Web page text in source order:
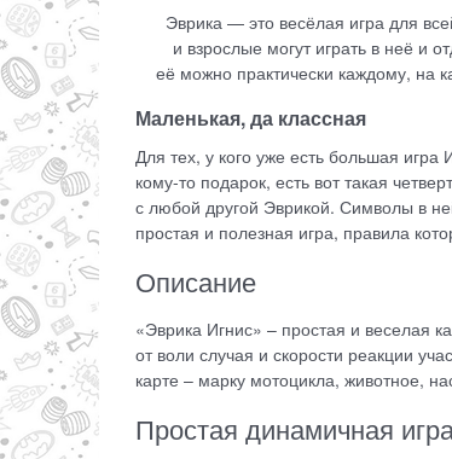
Эврика — это весёлая игра для
и взрослые могут играть в неё и
её можно практически каждому, на
Маленькая, да классная
Для тех, у кого уже есть большая игра
кому-то подарок, есть вот такая
с любой другой Эврикой. Символы в
простая и полезная игра, правила
Описание
«Эврика Игнис» – простая и веселая
от воли случая и скорости реакции
карте – марку мотоцикла, животное,
Простая динамичная